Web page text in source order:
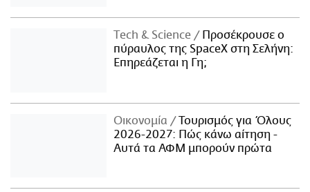
Τech & Science
Προσέκρουσε ο
πύραυλος της SpaceX στη Σελήνη:
Επηρεάζεται η Γη;
Οικονομία
Τουρισμός για Όλους
2026-2027: Πώς κάνω αίτηση -
Αυτά τα ΑΦΜ μπορούν πρώτα